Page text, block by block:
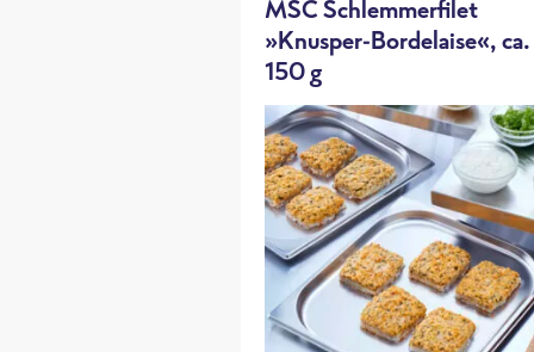
MSC Schlemmerfilet
»Knusper-Bordelaise«, ca.
150 g